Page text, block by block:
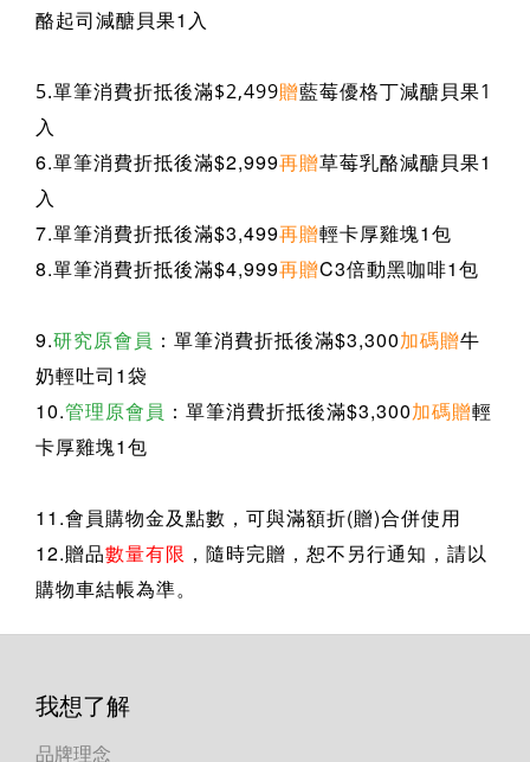
酪起司減醣貝果1入
5.單筆消費折抵後滿$2,499贈藍莓優格丁減醣貝果1
入
6.單筆消費折抵後滿$2,999再贈草莓乳酪減醣貝果​1
入
7.單筆消費折抵後滿$3,499再贈輕卡厚雞塊1包
8.單筆消費折抵後滿$4,999再贈C3倍動黑咖啡1包
9.研究原會員 ：單筆消費折抵後滿$3,300加碼贈牛
奶輕吐司1袋
10.管理原會員 ： 單筆消費折抵後滿$3,300加碼贈輕
卡厚雞塊1包
11.會員購物金及點數，可與滿額折(贈)合併使用
12.贈品數量有限 ，隨時完贈，恕不另行通知，請以
購物車結帳為準。
我想了解
品牌理念